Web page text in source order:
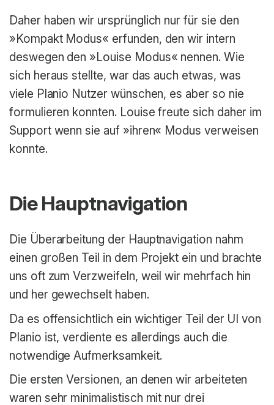
Daher haben wir ursprünglich nur für sie den
»Kompakt Modus« erfunden, den wir intern
deswegen den »Louise Modus« nennen. Wie
sich heraus stellte, war das auch etwas, was
viele Planio Nutzer wünschen, es aber so nie
formulieren konnten. Louise freute sich daher im
Support wenn sie auf »ihren« Modus verweisen
konnte.
Die Hauptnavigation
Die Überarbeitung der Hauptnavigation nahm
einen großen Teil in dem Projekt ein und brachte
uns oft zum Verzweifeln, weil wir mehrfach hin
und her gewechselt haben.
Da es offensichtlich ein wichtiger Teil der UI von
Planio ist, verdiente es allerdings auch die
notwendige Aufmerksamkeit.
Die ersten Versionen, an denen wir arbeiteten
waren sehr minimalistisch mit nur drei